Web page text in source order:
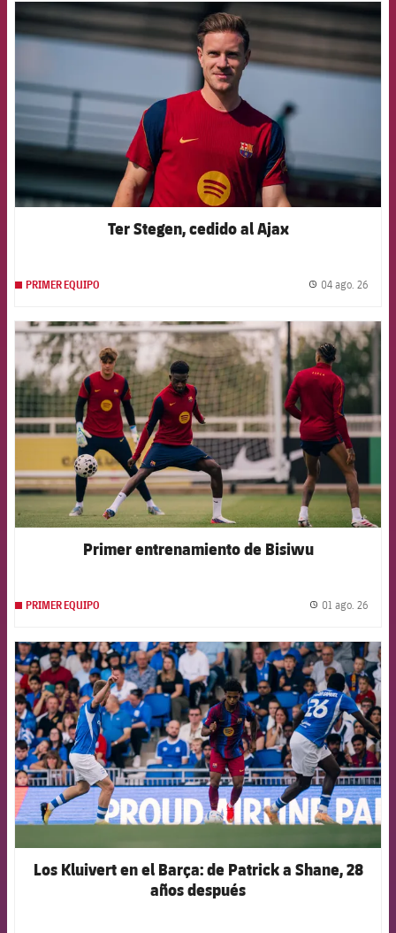
FCB Barcelona badge
Ter Stegen, cedido al Ajax
PRIMER EQUIPO 04 ago. 26
FCB Barcelona badge
Primer entrenamiento de Bisiwu
PRIMER EQUIPO 01 ago. 26
FCB Barcelona badge
Los Kluivert en el Barça: de Patrick a Shane, 28
años después